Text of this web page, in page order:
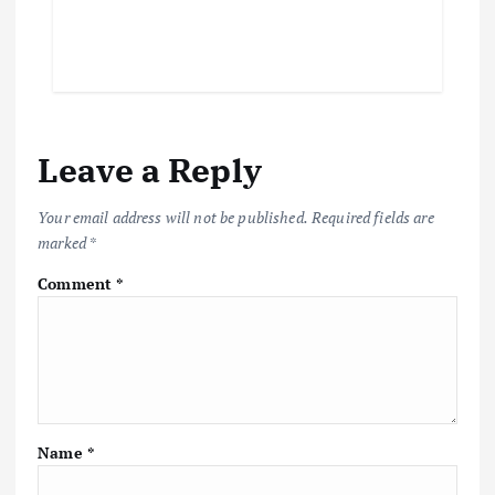
Leave a Reply
Your email address will not be published. Required fields are
marked*
Comment*
Name *